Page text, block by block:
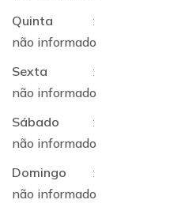
Quinta
:
não informado
Sexta
:
não informado
Sábado
:
não informado
Domingo
:
não informado